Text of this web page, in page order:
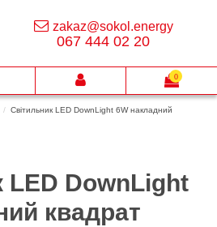
Світильник LED DownLight 6W накладний
LED DownLight
квадрат
zakaz@sokol.energy
067 444 02 20
0